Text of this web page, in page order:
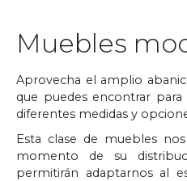
Muebles
Aprovecha el amplio
que puedes encontrar
diferentes medidas y
Esta clase de muebles
momento de su
permitirán adaptarnos al